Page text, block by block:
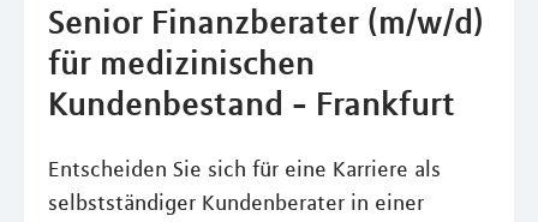
Senior Finanzberater (m/w/d)
für medizinischen
Kundenbestand - Frankfurt
Entscheiden Sie sich für eine Karriere als
selbstständiger Kundenberater in einer